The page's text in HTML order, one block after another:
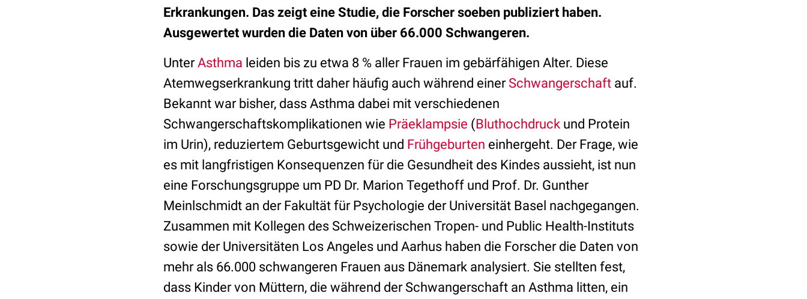
Erkrankungen. Das zeigt eine Studie, die Forscher soeben publiziert haben.
Ausgewertet wurden die Daten von über 66.000 Schwangeren.
UnterAsthma leiden bis zu etwa 8 % aller Frauen im gebärfähigen Alter. Diese
Atemwegserkrankung tritt daher häufig auch während einer Schwangerschaft auf.
Bekannt war bisher, dass Asthma dabei mit verschiedenen
Schwangerschaftskomplikationen wie Präeklampsie (Bluthochdruck und Protein
im Urin), reduziertem Geburtsgewicht und Frühgeburten einhergeht. Der Frage, wie
es mit langfristigen Konsequenzen für die Gesundheit des Kindes aussieht, ist nun
eine Forschungsgruppe um PD Dr. Marion Tegethoff und Prof. Dr. Gunther
Meinlschmidt an der Fakultät für Psychologie der Universität Basel nachgegangen.
Zusammen mit Kollegen des Schweizerischen Tropen- und Public Health-Instituts
sowie der Universitäten Los Angeles und Aarhus haben die Forscher die Daten von
mehr als 66.000 schwangeren Frauen aus Dänemark analysiert. Sie stellten fest,
dass Kinder von Müttern, die während der Schwangerschaft an Asthma litten, ein